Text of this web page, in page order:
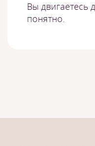
Вы двигаетесь
понятно.